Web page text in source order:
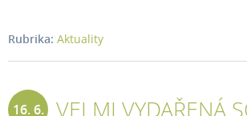
Rubrika: Aktuality
16. 6.
VELMI VYDAŘENÁ